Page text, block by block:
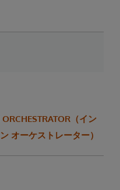
（イン
オーケストレーター）